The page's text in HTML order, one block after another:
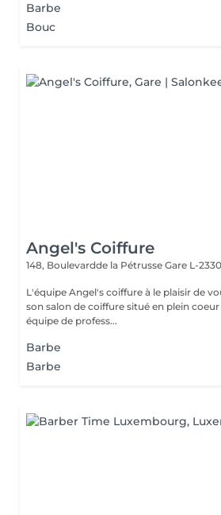
Barbe
Bouc
Angel's Coiffure
148, Boulevardde la Pétrusse Gare L-2330
L'équipe Angel's coiffure à le plaisir de
son salon de coiffure situé en plein coeur
équipe de profess...
Barbe
Barbe